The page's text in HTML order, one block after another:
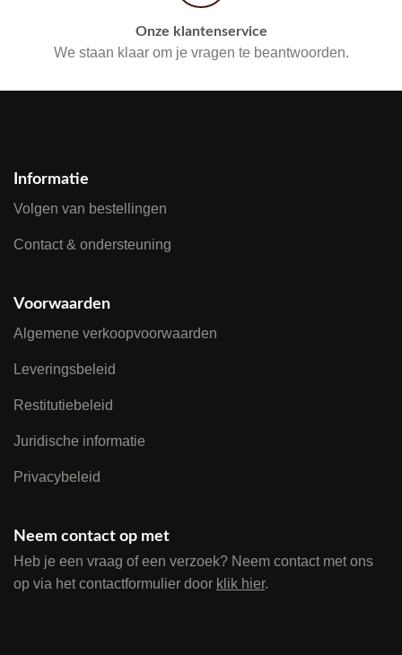
Onze klantenservice
We staan klaar om je vragen te beantwoorden.
Informatie
Volgen van bestellingen
Contact & ondersteuning
Voorwaarden
Algemene verkoopvoorwaarden
Leveringsbeleid
Restitutiebeleid
Juridische informatie
Privacybeleid
Neem contact op met
Heb je een vraag of een verzoek? Neem contact met ons
op via het contactformulier door klik hier.